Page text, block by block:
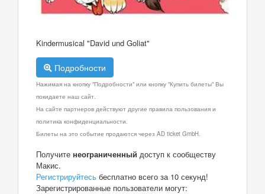
Kindermusical "David und Goliat"
Подробности
Нажимая на кнопку "Подробности" или кнопку "Купить билеты" Вы
покидаете наш сайт.
На сайте партнеров действуют другие правила пользования и
политика конфиденциальности.
Билеты на это событие продаются через AD ticket GmbH.
Получите неограниченный доступ к сообществу
Макис.
Регистрируйтесь бесплатно всего за 10 секунд!
Зарегистрированные пользователи могут: